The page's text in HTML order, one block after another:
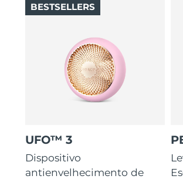
UFO™ 3
Dispositivo
antienvelhecimento de
BESTSELLERS